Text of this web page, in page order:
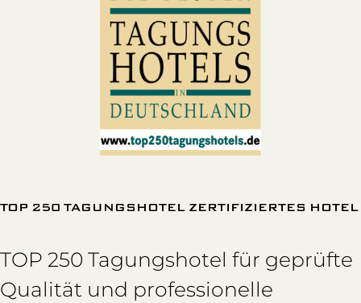
TOP 250 TAGUNGSHOTEL ZERTIFIZIERTES HOTEL
TOP 250 Tagungshotel für geprüfte
Qualität und professionelle